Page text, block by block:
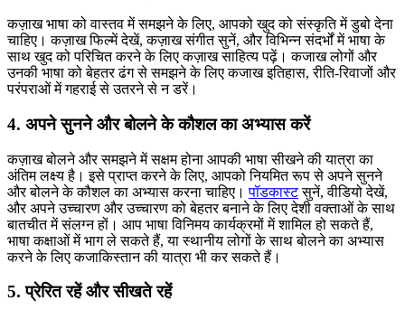
कज़ाख भाषा को वास्तव में समझने के लिए, आपको खुद को संस्कृति में डुबो देना
चाहिए। कज़ाख फिल्में देखें, कज़ाख संगीत सुनें, और विभिन्न संदर्भों में भाषा के
साथ खुद को परिचित करने के लिए कज़ाख साहित्य पढ़ें। कजाख लोगों और
उनकी भाषा को बेहतर ढंग से समझने के लिए कजाख इतिहास, रीति-रिवाजों और
परंपराओं में गहराई से उतरने से न डरें।
4. अपने सुनने और बोलने के कौशल का अभ्यास करें
कज़ाख बोलने और समझने में सक्षम होना आपकी भाषा सीखने की यात्रा का
अंतिम लक्ष्य है। इसे प्राप्त करने के लिए, आपको नियमित रूप से अपने सुनने
और बोलने के कौशल का अभ्यास करना चाहिए।पॉडकास्टसुनें, वीडियो देखें,
और अपने उच्चारण और उच्चारण को बेहतर बनाने के लिए देशी वक्ताओं के साथ
बातचीत में संलग्न हों। आप भाषा विनिमय कार्यक्रमों में शामिल हो सकते हैं,
भाषा कक्षाओं में भाग ले सकते हैं, या स्थानीय लोगों के साथ बोलने का अभ्यास
करने के लिए कजाकिस्तान की यात्रा भी कर सकते हैं।
5. प्रेरित रहें और सीखते रहें